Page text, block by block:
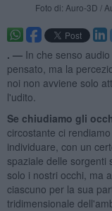
Foto di: Auro-3D /
. — In che senso
pensato, ma la
noi non avviene solo
l'udito.
Se chiudiamo gli
circostante ci
individuare, con un
spaziale delle sorgenti
solo i nostri occhi, ma
ciascuno per la sua
tridimensionale